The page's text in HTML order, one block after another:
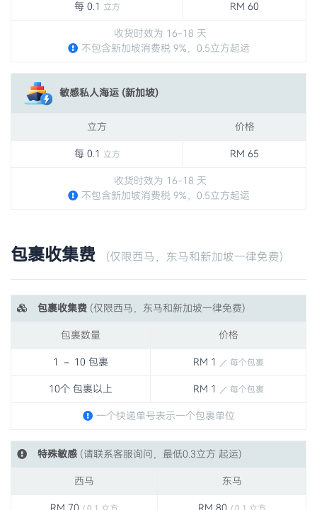
每 0.1 立方 RM 60
收货时效为 16-18 天
不包含新加坡消费税 9%，0.5立方起运
敏感私人海运 (新加坡)
立方 价格
每 0.1 立方 RM 65
收货时效为 16-18 天
不包含新加坡消费税 9%，0.5立方起运
包裹收集费 (仅限西马，东马和新加坡一律免费)
包裹收集费 (仅限西马，东马和新加坡一律免费)
包裹数量 价格
1 － 10 包裹 RM 1 ／ 每个包裹
10个 包裹以上 RM 1 ／ 每个包裹
一个快递单号表示一个包裹单位
特殊敏感 (请联系客服询问，最低0.3立方 起运)
西马 东马